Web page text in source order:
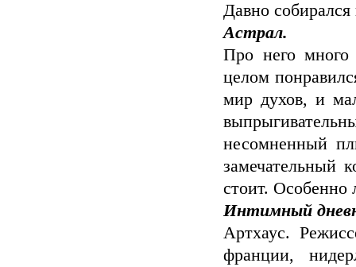
Давно
Астрал.
Про него
целом
мир духов, и
несомненный
замечательный
стоит. Особенно
Интимный
Артхаус.
франции,